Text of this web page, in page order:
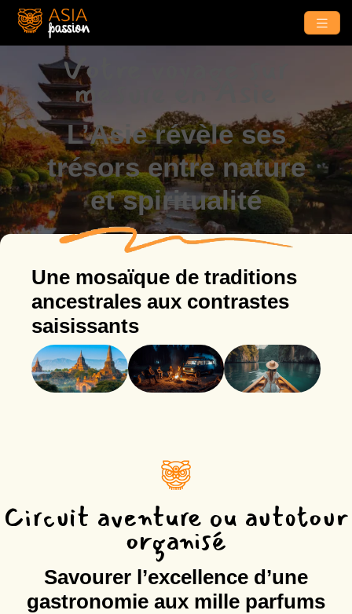
Votre voyage sur
mesure en Asie
L’Asie révèle ses
trésors entre nature
et spiritualité
Une mosaïque de traditions
ancestrales aux contrastes
saisissants
Circuit aventure ou autotour
organisé
Savourer l’excellence d’une
gastronomie aux mille parfums